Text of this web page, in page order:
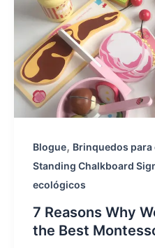
Blogue, Brinquedos para
Standing Chalkboard
ecológicos
7 Reasons Why
the Best